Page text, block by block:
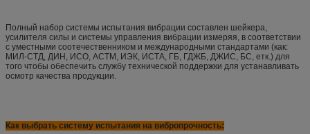
Полный набор системы испытания вибрации составлен шейкера,
усилителя силы и системы управления вибрации измеряя, в соответствии
с уместными соотечественником и международными стандартами (как:
МИЛ-СТД, ДИН, ИСО, АСТМ, ИЭК, ИСТА, ГБ, ГДЖБ, ДЖИС, БС, етк.) для
того чтобы обеспечить службу технической поддержки для устанавливать
осмотр качества продукции.
Как выбрать систему испытания на вибропрочность: